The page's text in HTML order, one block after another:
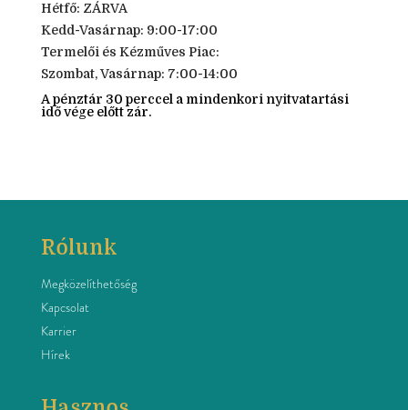
Hétfő: ZÁRVA
Kedd-Vasárnap: 9:00-17:00
Termelői és Kézműves Piac:
Szombat, Vasárnap: 7:00-14:00
A pénztár 30 perccel a mindenkori nyitvatartási
idő vége előtt zár.
Rólunk
Megközelíthetőség
Kapcsolat
Karrier
Hírek